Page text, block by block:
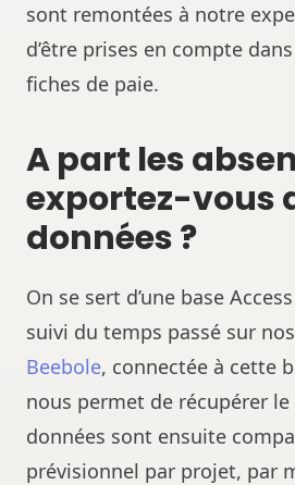
sont remontées à notre
d’être prises en compte
fiches de paie.
A part les
exportez-vous
données ?
On se sert d’une base
suivi du temps passé sur
Beebole, connectée à cette
nous permet de récupérer le
données sont ensuite
prévisionnel par projet, par